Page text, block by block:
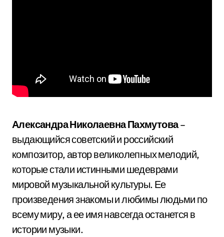
Александра Николаевна Пахмутова–
выдающийся советский и российский
композитор, автор великолепных мелодий,
которые стали истинными шедеврами
мировой музыкальной культуры. Ее
произведения знакомы и любимы людьми по
всему миру, а ее имя навсегда останется в
истории музыки.